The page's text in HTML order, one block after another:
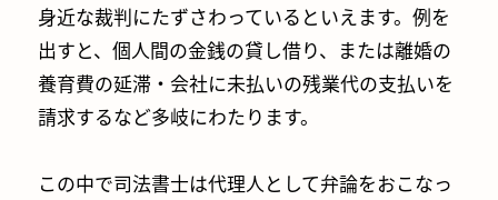
身近な裁判にたずさわっているといえます。例を
出すと、個人間の金銭の貸し借り、または離婚の
養育費の延滞・会社に未払いの残業代の支払いを
請求するなど多岐にわたります。
この中で司法書士は代理人として弁論をおこなっ